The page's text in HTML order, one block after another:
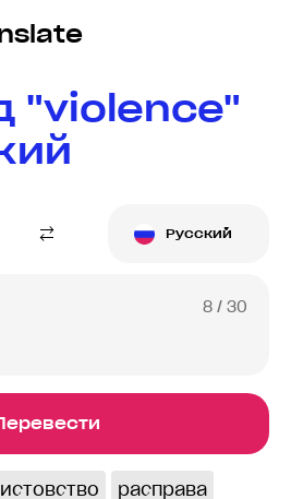
"violence"
Русский
8 / 30
расправа